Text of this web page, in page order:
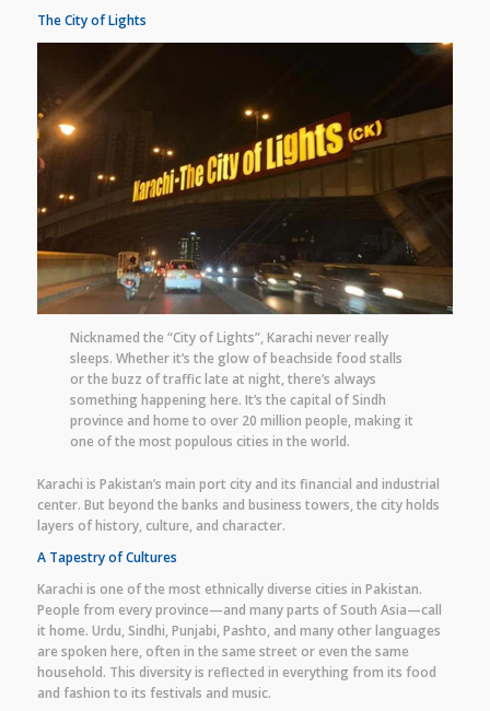
The City of Lights
Nicknamed the “City of Lights”, Karachi never really
sleeps. Whether it’s the glow of beachside food stalls
or the buzz of traffic late at night, there’s always
something happening here. It’s the capital of Sindh
province and home to over 20 million people, making it
one of the most populous cities in the world.
Karachi is Pakistan’s main port city and its financial and industrial
center. But beyond the banks and business towers, the city holds
layers of history, culture, and character.
A Tapestry of Cultures
Karachi is one of the most ethnically diverse cities in Pakistan.
People from every province—and many parts of South Asia—call
it home. Urdu, Sindhi, Punjabi, Pashto, and many other languages
are spoken here, often in the same street or even the same
household. This diversity is reflected in everything from its food
and fashion to its festivals and music.